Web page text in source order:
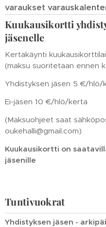
varaukset
Kuukausikortti
jäsenelle
Kertakäynti
(maksu suoritetaan ennen
Yhdistyksen jäsen 5 €/hlö/
Ei-jäsen 10 €/hlö/kerta
(Maksuohjeet saat
oukehalli@gmail.com)
Kuukausikortti on
jäsenille
Tuntivuokrat
Yhdistyksen jäsen -